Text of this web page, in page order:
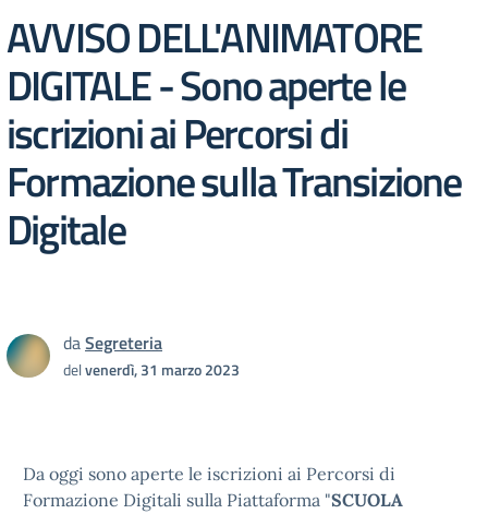
AVVISO DELL'ANIMATORE
DIGITALE - Sono aperte le
iscrizioni ai Percorsi di
Formazione sulla Transizione
Digitale
daSegreteria
delvenerdì, 31 marzo 2023
Da oggi sono aperte le iscrizioni ai Percorsi di
Formazione Digitali sulla Piattaforma "SCUOLA